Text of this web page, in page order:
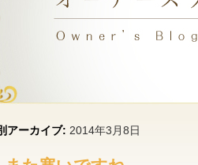
アーカイブ: 2014年3月8日